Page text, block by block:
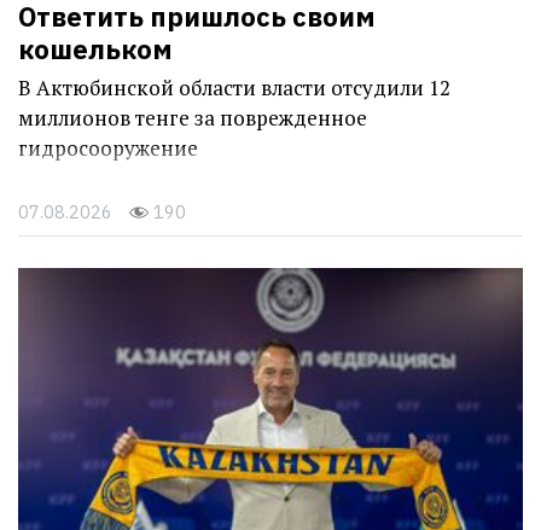
Ответить пришлось своим
кошельком
В Актюбинской области власти отсудили 12
миллионов тенге за поврежденное
гидросооружение
07.08.2026 190